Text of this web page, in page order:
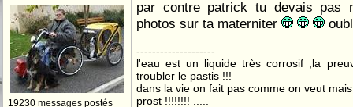
19230 messages postés
par contre patrick tu devais pas
photos sur ta materniter
--------------------
l'eau est un liquide très corrosif ,la
troubler le pastis !!!
dans la vie on fait pas comme on veut
prost !!!!!!!! .....